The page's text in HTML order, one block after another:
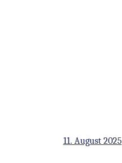
11. August 2025